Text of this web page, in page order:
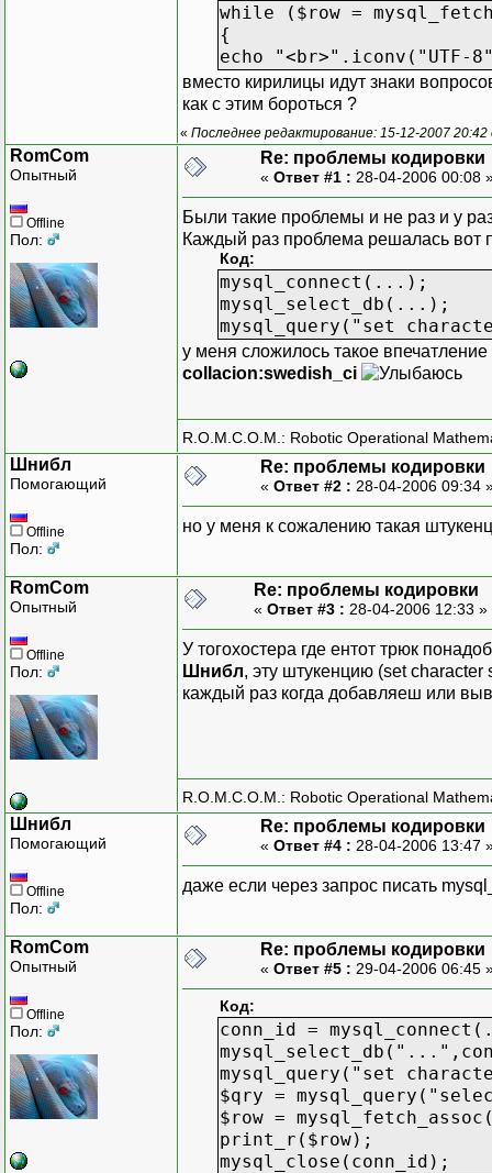
while ($row =
{
echo "<br>".iconv("UTF-
вместо кирилицы идут знаки
как с этим бороться ?
« Последнее редактирование: 15-12-2007
RomCom
Опытный
Offline
Пол:
Re: проблемы кодировки
« Ответ #1 : 28-04-2006 00:08
Были такие проблемы и не раз и у
Каждый раз проблема решалась вот
Код:
mysql_connect(...);
mysql_select_db(...);
mysql_query("set
у меня сложилось такое
collacion:swedish_ci
R.O.M.C.O.M.: Robotic Operational
Шнибл
Помогающий
Offline
Пол:
Re: проблемы кодировки
« Ответ #2 : 28-04-2006 09:34
но у меня к сожалению такая
RomCom
Опытный
Offline
Пол:
Re: проблемы кодировки
« Ответ #3 : 28-04-2006 12:33 »
У тогохостера где ентот трюк
Шнибл, эту штукенцию (set character
каждый раз когда добавляеш или
R.O.M.C.O.M.: Robotic Operational
Шнибл
Помогающий
Offline
Пол:
Re: проблемы кодировки
« Ответ #4 : 28-04-2006 13:47
даже если через запрос писать
RomCom
Опытный
Offline
Пол:
Re: проблемы кодировки
« Ответ #5 : 29-04-2006 06:45
Код:
conn_id =
mysql_query("set
$qry =
$row =
print_r($row);
mysql_close(conn_id);